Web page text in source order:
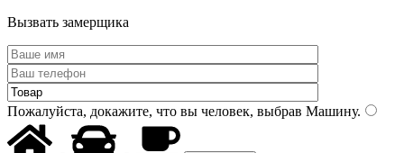
Вызвать замерщика
Пожалуйста, докажите, что вы человек, выбрав Машину.